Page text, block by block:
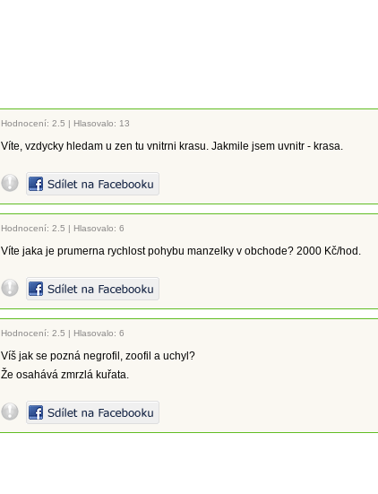
Hodnocení: 2.5 | Hlasovalo: 13
Víte, vzdycky hledam u zen tu vnitrni krasu. Jakmile jsem uvnitr - krasa.
Hodnocení: 2.5 | Hlasovalo: 6
Víte jaka je prumerna rychlost pohybu manzelky v obchode? 2000 Kč/hod.
Hodnocení: 2.5 | Hlasovalo: 6
Víš jak se pozná negrofil, zoofil a uchyl?
Že osahává zmrzlá kuřata.